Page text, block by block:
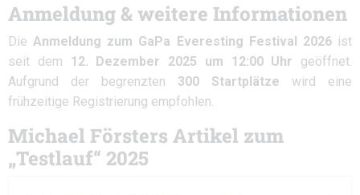
Anmeldung & weitere Informationen
DieAnmeldung zum GaPa Everesting Festival 2026ist
seit dem
12. Dezember 2025 um 12:00 Uhr geöffnet.
Aufgrund der begrenzten 300 Startplätze wird eine
frühzeitige Registrierung empfohlen.
Michael Försters Artikel zum
„Testlauf“ 2025